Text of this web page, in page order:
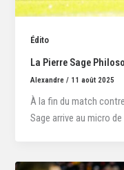
Édito
La Pierre Sage
Alexandre/ 11 août 2025
À la fin du match
Sage arrive au micro